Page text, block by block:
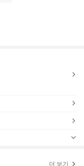
더 보기